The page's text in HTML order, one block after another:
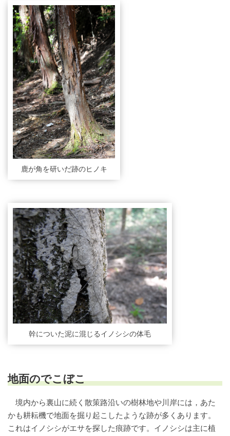
鹿が角を研いだ跡のヒノキ
幹についた泥に混じるイノシシの体毛
地面のでこぼこ
境内から裏山に続く散策路沿いの樹林地や川岸には，あた
かも耕耘機で地面を掘り起こしたような跡が多くあります。
これはイノシシがエサを探した痕跡です。イノシシは主に植